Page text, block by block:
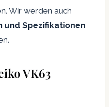
Wir werden auch
und Spezifikationen
VK63